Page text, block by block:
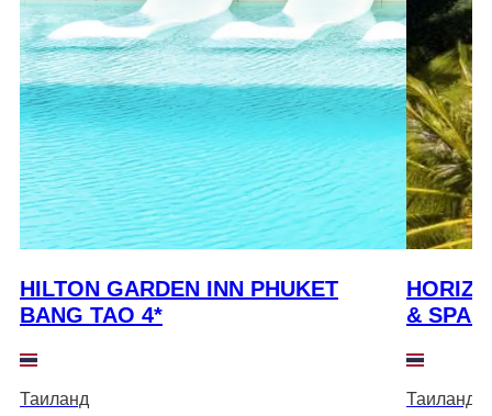
HILTON GARDEN INN PHUKET
BANG TAO 4*
Таиланд
& SPA
Таиланд